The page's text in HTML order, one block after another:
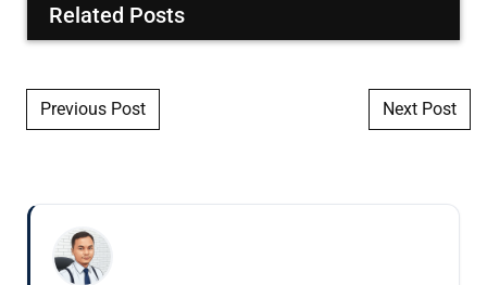
Related Posts
Post navigation
Previous Post Next Post